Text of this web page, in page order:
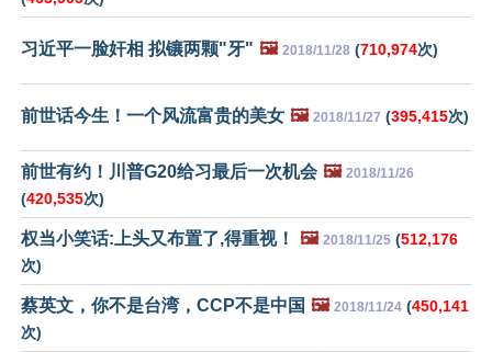
习近平一脸奸相 拟镶两颗"牙" 🖼️ 2018/11/28 (710,974次)
前世话今生！一个风流富贵的美女 🖼️ 2018/11/27 (395,415次)
前世有约！川普G20给习最后一次机会 🖼️ 2018/11/26
(420,535次)
权当小笑话:上头又布置了,得重视！ 🖼️ 2018/11/25 (512,176
次)
蔡英文，你不是台湾，CCP不是中国 🖼️ 2018/11/24 (450,141
次)